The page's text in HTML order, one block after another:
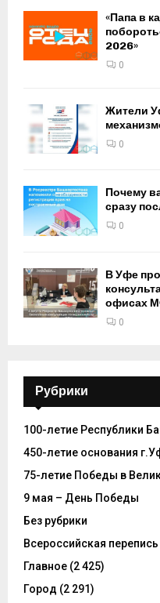
«Папа в
2026»
0
Жители
0
Почему
сразу
0
В Уфе
офисах
0
Рубрики
100-летие Республики
450-летие основания
75-летие Победы в
9 мая – День Победы
Без рубрики
Всероссийская
Главное (2 425)
Город (2 291)